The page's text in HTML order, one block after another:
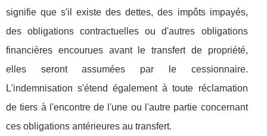
signifie que s'il existe des dettes, des impôts impayés,
des obligations contractuelles ou d'autres obligations
financières encourues avant le transfert de propriété,
elles seront assumées par le cessionnaire.
L'indemnisation s'étend également à toute réclamation
de tiers à l'encontre de l'une ou l'autre partie concernant
ces obligations antérieures au transfert.